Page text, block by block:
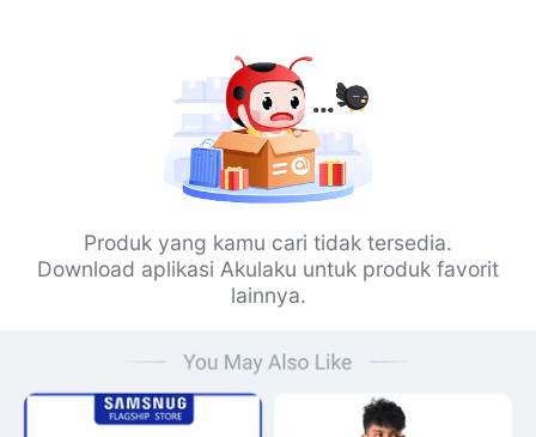
Produk yang kamu cari tidak tersedia.
Download aplikasi Akulaku untuk produk favorit
lainnya.